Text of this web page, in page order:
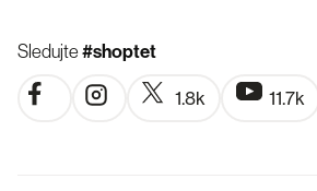
Sledujte#shoptet
1.8k 11.7k